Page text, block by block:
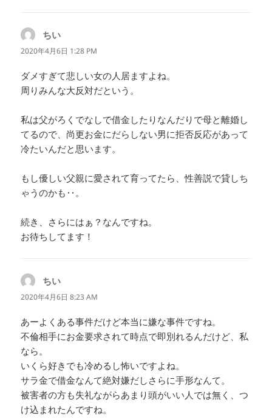
ちい
り:
2020年4月6日 1:28 PM
ダメすぎて悲しい女の人居ますよね。
周りみんな大反対だという。
私は父がろくでなしで借金したりなんだりで母と離婚し
てるので、尚更お金にだらしない男に拒否反応があって
冷たいんだと思います。
もし優しい父親に愛されて育ってたら、性善説で貸しち
ゃうのかも‥。
続き、さらにはぁ？なんですね。
お待ちしてます！
ちい
り:
2020年4月6日 8:23 AM
あーよくある事件だけど本当に嫌な事件ですね。
不倫相手にお金要求されて時点で即別れるんだけど、私
なら。
いくら好きでも冷めるし怖いですよね。
サラ金で借金なんて絶対嫌だしさらに手形なんて。
被害者の方も失礼ながらあまり頭がいい人では無く、つ
け込まれたんですね。